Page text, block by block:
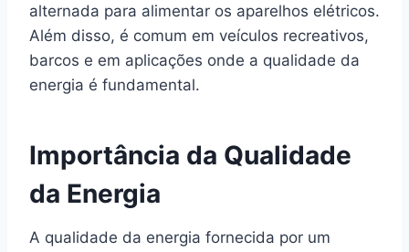
alternada para alimentar os aparelhos elétricos.
Além disso, é comum em veículos recreativos,
barcos e em aplicações onde a qualidade da
energia é fundamental.
Importância da Qualidade
da Energia
A qualidade da energia fornecida por um